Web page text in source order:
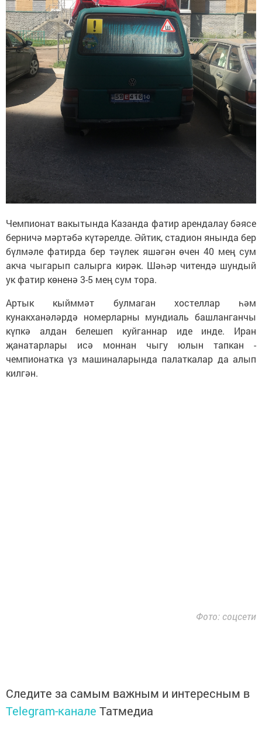
Чемпионат вакытында Казанда фатир арендалау бәясе
берничә мәртәбә күтәрелде. Әйтик, стадион янында бер
бүлмәле фатирда бер тәүлек яшәгән өчен 40 мең сум
акча чыгарып салырга кирәк. Шәһәр читендә шундый
ук фатир көненә 3-5 мең сум тора.
Артык кыйммәт булмаган хостеллар һәм
кунакханәләрдә номерларны мундиаль башланганчы
күпкә алдан белешеп куйганнар иде инде. Иран
җанатарлары исә моннан чыгу юлын тапкан -
чемпионатка үз машиналарында палаткалар да алып
килгән.
Фото: соцсети
Следите за самым важным и интересным в
Telegram-канале Татмедиа